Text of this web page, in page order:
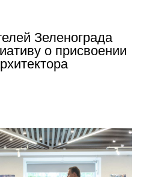
Зеленограда
о присвоении